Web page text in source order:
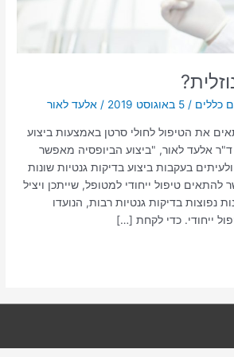
כללים /5 באוגוסט 2019 /אלעד לאור
את הטיפול לחולי סרטן באמצעות ביצוע
ד"ר אלעד לאור, "ביצוע הביופסיה מאפשר
בעקבות ביצוע בדיקות גנטיות שונות
טיפול ייחודי למטופל, שייתכן ויציל
נפוצות בדיקות גנטיות רבות, הנועדו
ייחודי. כדי לקחת […]